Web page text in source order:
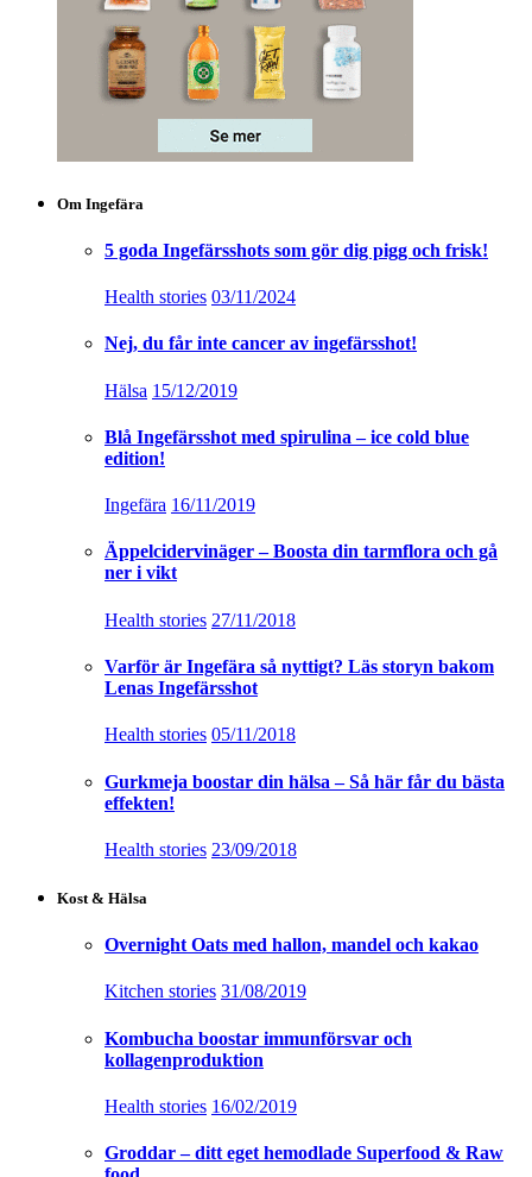
Om Ingefära
5 goda Ingefärsshots som gör dig pigg och frisk!
Health stories 03/11/2024
Nej, du får inte cancer av ingefärsshot!
Hälsa 15/12/2019
Blå Ingefärsshot med spirulina – ice cold blue
edition!
Ingefära 16/11/2019
Äppelcidervinäger – Boosta din tarmflora och gå
ner i vikt
Health stories 27/11/2018
Varför är Ingefära så nyttigt? Läs storyn bakom
Lenas Ingefärsshot
Health stories 05/11/2018
Gurkmeja boostar din hälsa – Så här får du bästa
effekten!
Health stories 23/09/2018
Kost & Hälsa
Overnight Oats med hallon, mandel och kakao
Kitchen stories 31/08/2019
Kombucha boostar immunförsvar och
kollagenproduktion
Health stories 16/02/2019
Groddar – ditt eget hemodlade Superfood & Raw